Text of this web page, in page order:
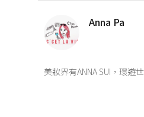
Anna Pa
美妝界有ANNA SUI，環遊